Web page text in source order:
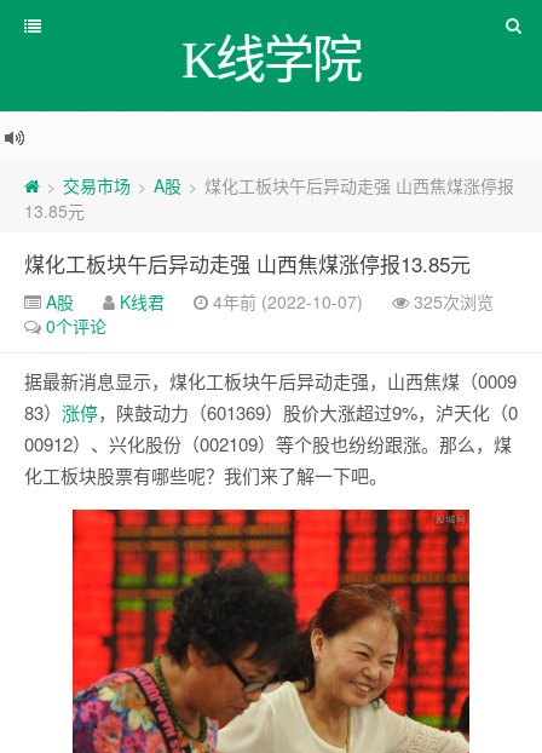
K线学院
> 交易市场 > A股 > 煤化工板块午后异动走强 山西焦煤涨停报
13.85元
煤化工板块午后异动走强 山西焦煤涨停报13.85元
A股 K线君 4年前 (2022-10-07)
325次浏览
0个评论
据最新消息显示，煤化工板块午后异动走强，山西焦煤（0009
83） 涨停，陕鼓动力（601369）股价大涨超过9%，泸天化（0
00912）、兴化股份（002109）等个股也纷纷跟涨。那么，煤
化工板块股票有哪些呢？我们来了解一下吧。